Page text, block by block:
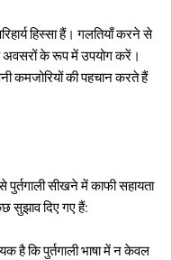
हिस्सा हैं। गलतियाँ करने से
के रूप में उपयोग करें।
कमजोरियों की पहचान करते हैं
सीखने में काफी सहायता
सुझाव दिए गए हैं:
है कि पुर्तगाली भाषा में न केवल